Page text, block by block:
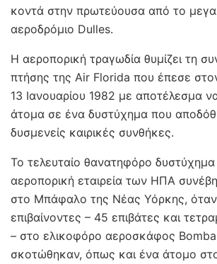
κοντά στην πρωτεύουσα από το
αεροδρόμιο Dulles.
Η αεροπορική τραγωδία θυμίζει τη
πτήσης της Air Florida που έπεσε
13 Ιανουαρίου 1982 με αποτέλεσμα
άτομα σε ένα δυστύχημα που
δυσμενείς καιρικές συνθήκες.
Το τελευταίο θανατηφόρο
αεροπορική εταιρεία των ΗΠΑ
στο Μπάφαλο της Νέας Υόρκης, όταν
επιβαίνοντες – 45 επιβάτες και
– στο ελικοφόρο αεροσκάφος
σκοτώθηκαν, όπως και ένα άτομο